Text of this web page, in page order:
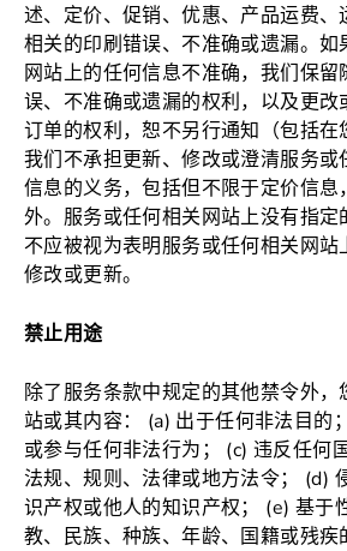
述、定价、促销、优惠、产品运费、
相关的印刷错误、不准确或遗漏。如
网站上的任何信息不准确，我们保
误、不准确或遗漏的权利，以及更改
订单的权利，恕不另行通知（包括在
我们不承担更新、修改或澄清服务或
信息的义务，包括但不限于定价信息
外。服务或任何相关网站上没有指定
不应被视为表明服务或任何相关网站
修改或更新。
禁止用途
除了服务条款中规定的其他禁令外，
站或其内容： (a) 出于任何非法目的
或参与任何非法行为； (c) 违反任何
法规、规则、法律或地方法令； (d)
识产权或他人的知识产权； (e) 基于
教、民族、种族、年龄、国籍或残疾